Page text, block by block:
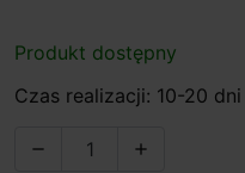
Produkt dostępny
Czas realizacji: 10-20 dni
 